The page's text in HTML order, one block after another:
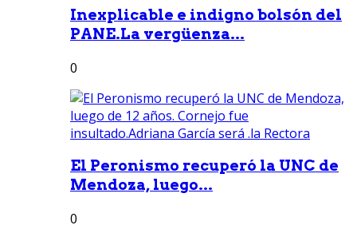
Inexplicable e indigno bolsón del
PANE.La vergüenza...
0
El Peronismo recuperó la UNC de
Mendoza, luego...
0